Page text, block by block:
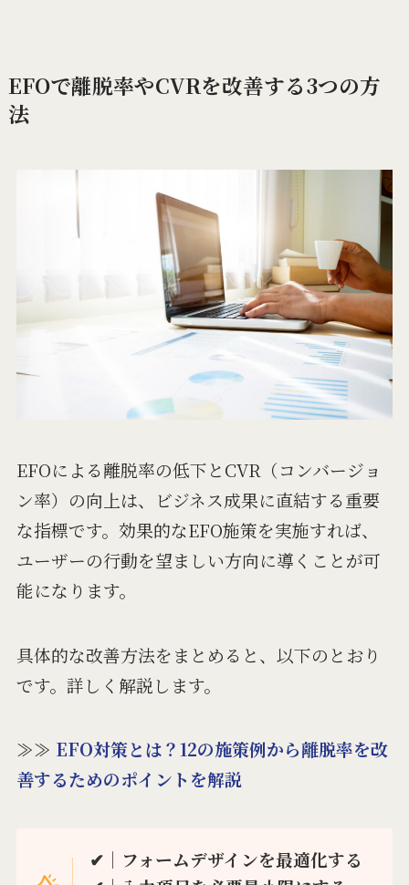
EFOで離脱率やCVRを改善する3つの方
法
EFOによる離脱率の低下とCVR（コンバージョ
ン率）の向上は、ビジネス成果に直結する重要
な指標です。効果的なEFO施策を実施すれば、
ユーザーの行動を望ましい方向に導くことが可
能になります。
具体的な改善方法をまとめると、以下のとおり
です。詳しく解説します。
≫≫ EFO対策とは？12の施策例から離脱率を改
善するためのポイントを解説
✔︎｜フォームデザインを最適化する